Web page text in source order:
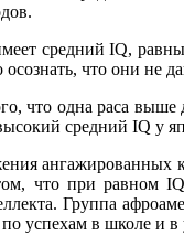
средний IQ,
что они не
что одна раса
средний IQ у
ангажированных
что при
Группа
успехам в школе и в